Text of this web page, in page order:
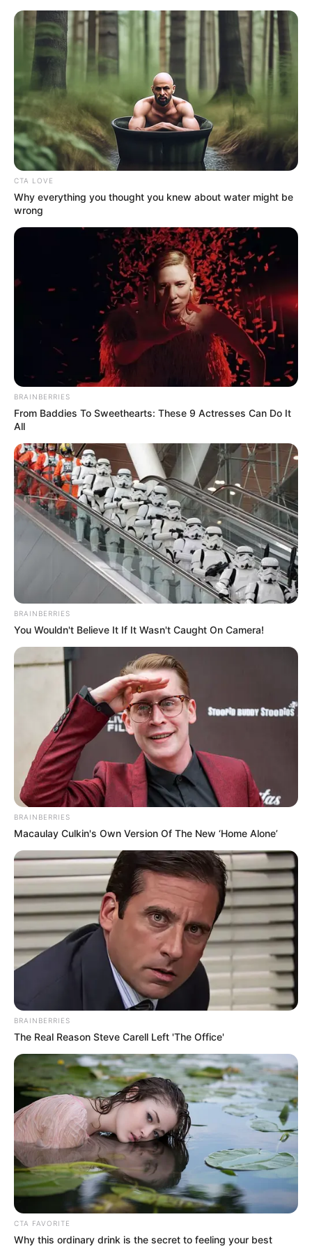
MENU
WIDGETS
QUINTÉ PRIX DE
MARMAGNE PRONOSTIC
PMU 23-07-2025
Mercredi 23 Juillet 2025 à ENGHIEN Réunion 1
QUINTÉ PRIX DE MARMAGNE – Trot attelé – 2150
Quinté+ du mercredi 23 juillet à
Enghien – Analyse du pronostic
pour le Prix de Marmagne : nos
favoris, outsiders et tocards !
Ce mercredi 23 juillet à Enghien, le Prix de
Marmagne s’annonce passionnant. Disputé sur 2.150
mètres départ à l’autostart, ce Quinté+ européen
CTA LOVE
Why everything you thought you knew about water might be
wrong
BRAINBERRIES
From Baddies To Sweethearts: These 9 Actresses Can Do It
All
BRAINBERRIES
You Wouldn't Believe It If It Wasn't Caught On Camera!
BRAINBERRIES
Macaulay Culkin's Own Version Of The New ‘Home Alone’
BRAINBERRIES
The Real Reason Steve Carell Left 'The Office'
CTA FAVORITE
Why this ordinary drink is the secret to feeling your best